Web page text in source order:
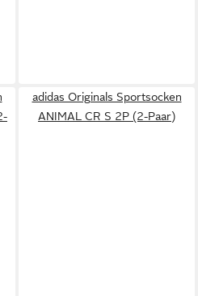
adidas Originals Sportsocken
ANIMAL CR S 2P (2-Paar)